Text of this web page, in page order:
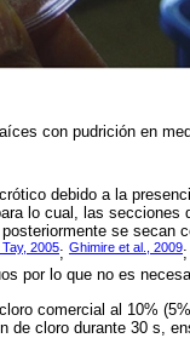
con pudrición en
debido a la
lo cual, las secciones
se secan
2005; Ghimire et al., 2009;
por lo que no es
comercial al 10%
cloro durante 30 s,